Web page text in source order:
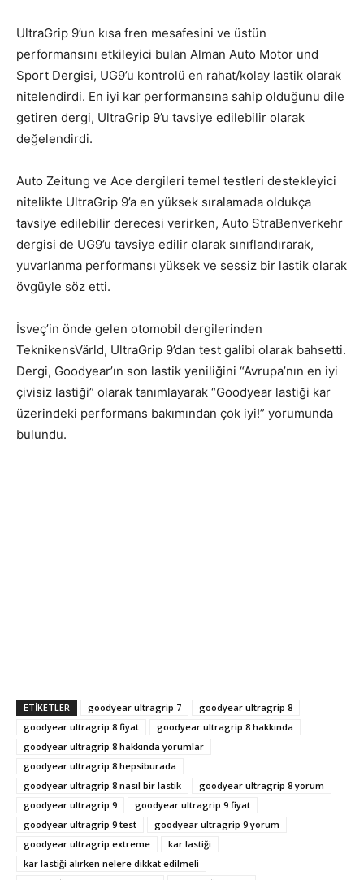
UltraGrip 9’un kısa fren mesafesini ve üstün
performansını etkileyici bulan Alman Auto Motor und
Sport Dergisi, UG9’u kontrolü en rahat/kolay lastik olarak
nitelendirdi. En iyi kar performansına sahip olduğunu dile
getiren dergi, UltraGrip 9’u tavsiye edilebilir olarak
değelendirdi.
Auto Zeitung ve Ace dergileri temel testleri destekleyici
nitelikte UltraGrip 9’a en yüksek sıralamada oldukça
tavsiye edilebilir derecesi verirken, Auto StraBenverkehr
dergisi de UG9’u tavsiye edilir olarak sınıflandırarak,
yuvarlanma performansı yüksek ve sessiz bir lastik olarak
övgüyle söz etti.
İsveç’in önde gelen otomobil dergilerinden
TeknikensVärld, UltraGrip 9’dan test galibi olarak bahsetti.
Dergi, Goodyear’ın son lastik yeniliğini “Avrupa’nın en iyi
çivisiz lastiği” olarak tanımlayarak “Goodyear lastiği kar
üzerindeki performans bakımından çok iyi!” yorumunda
bulundu.
ETIKETLER goodyear ultragrip 7
goodyear ultragrip 8
goodyear ultragrip 8 fiyat
goodyear ultragrip 8 hakkında
goodyear ultragrip 8 hakkında yorumlar
goodyear ultragrip 8 hepsiburada
goodyear ultragrip 8 nasıl bir lastik
goodyear ultragrip 8 yorum
goodyear ultragrip 9
goodyear ultragrip 9 fiyat
goodyear ultragrip 9 test
goodyear ultragrip 9 yorum
goodyear ultragrip extreme
kar lastiği
kar lastiği alırken nelere dikkat edilmeli